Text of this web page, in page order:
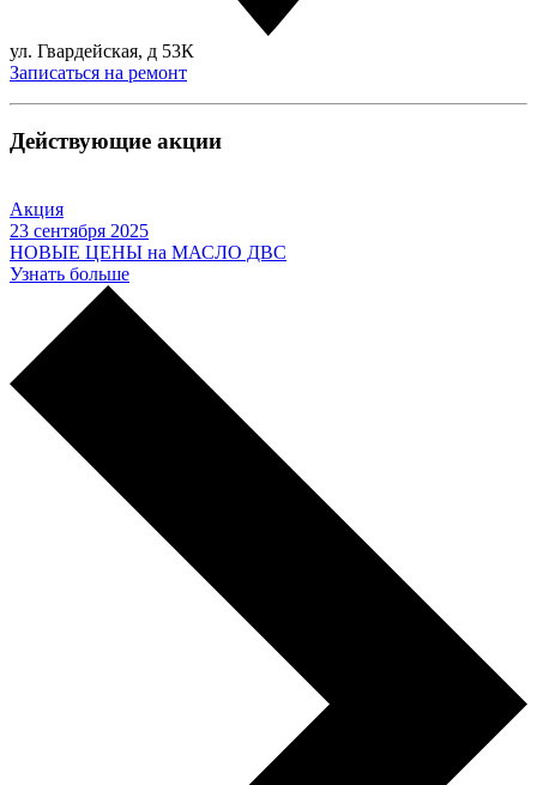
ул. Гвардейская, д 53К
Записаться на ремонт
Действующие акции
Акция
23 сентября 2025
НОВЫЕ ЦЕНЫ на МАСЛО ДВС
Узнать больше